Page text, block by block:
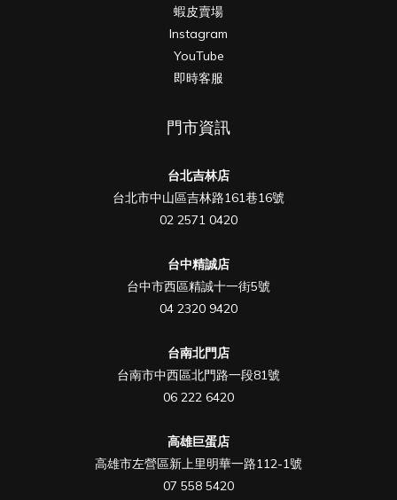
蝦皮賣場
Instagram
YouTube
即時客服
門市資訊
台北吉林店
台北市中山區吉林路161巷16號
02 2571 0420
台中精誠店
台中市西區精誠十一街5號
04 2320 9420
台南北門店
台南市中西區北門路一段81號
06 222 6420
高雄巨蛋店
高雄市左營區新上里明華一路112-1號
07 558 5420